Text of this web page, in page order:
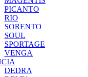
PICANTO
RIO
SORENTO
SOUL
SPORTAGE
VENGA
DEDRA